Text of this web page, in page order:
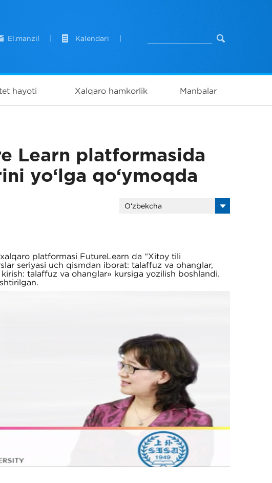
El.manzil Kalendari
hayoti Xalqaro hamkorlik Manbalar
Learn platformasida
yo‘lga qo‘ymoqda
Oʻzbekcha
platformasi FutureLearn da “Xitoy tili
seriyasi uch qismdan iborat: talaffuz va ohanglar,
talaffuz va ohanglar» kursiga yozilish boshlandi.